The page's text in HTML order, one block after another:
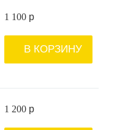
1 100 p
В КОРЗИНУ
1 200 p